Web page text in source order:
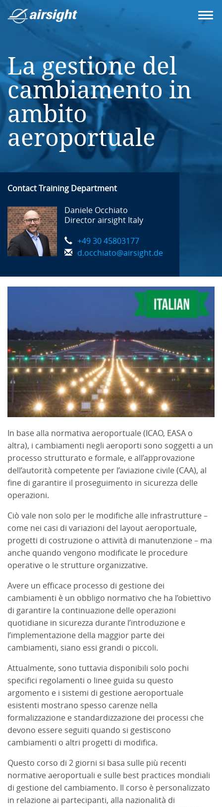
La gestione del
cambiamento in
ambito
aeroportuale
Contact Training Department
Daniele Occhiato
Director airsight Italy
+49 30 45803177
d.occhiato@airsight.de
In base alla normativa aeroportuale (ICAO, EASA o
altra), i cambiamenti negli aeroporti sono soggetti a un
processo strutturato e formale, e all’approvazione
dell’autorità competente per l’aviazione civile (CAA), al
fine di garantire il proseguimento in sicurezza delle
operazioni.
Ciò vale non solo per le modifiche alle infrastrutture –
come nei casi di variazioni del layout aeroportuale,
progetti di costruzione o attività di manutenzione – ma
anche quando vengono modificate le procedure
operative o le strutture organizzative.
Avere un efficace processo di gestione dei
cambiamenti è un obbligo normativo che ha l’obiettivo
di garantire la continuazione delle operazioni
quotidiane in sicurezza durante l’introduzione e
l’implementazione della maggior parte dei
cambiamenti, siano essi grandi o piccoli.
Attualmente, sono tuttavia disponibili solo pochi
specifici regolamenti o linee guida su questo
argomento e i sistemi di gestione aeroportuale
esistenti mostrano spesso carenze nella
formalizzazione e standardizzazione dei processi che
devono essere seguiti quando si gestiscono
cambiamenti o altri progetti di modifica.
Questo corso di 2 giorni si basa sulle più recenti
normative aeroportuali e sulle best practices mondiali
di gestione del cambiamento. Il corso è personalizzato
in relazione ai partecipanti, alla nazionalità di